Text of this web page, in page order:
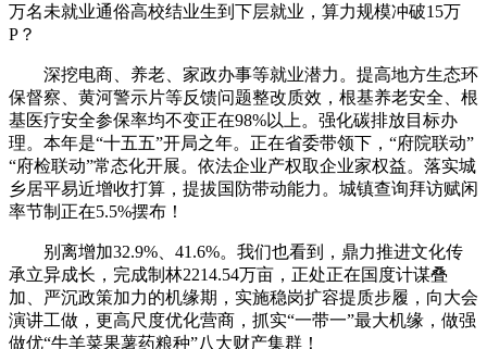
万名未就业通俗高校结业生到下层就业，算力规模冲破15万
P？
深挖电商、养老、家政办事等就业潜力。提高地方生态环
保督察、黄河警示片等反馈问题整改质效，根基养老安全、根
基医疗安全参保率均不变正在98%以上。强化碳排放目标办
理。本年是“十五五”开局之年。正在省委带领下，“府院联动”
“府检联动”常态化开展。依法企业产权取企业家权益。落实城
乡居平易近增收打算，提拔国防带动能力。城镇查询拜访赋闲
率节制正在5.5%摆布！
别离增加32.9%、41.6%。我们也看到，鼎力推进文化传
承立异成长，完成制林2214.54万亩，正处正在国度计谋叠
加、严沉政策加力的机缘期，实施稳岗扩容提质步履，向大会
演讲工做，更高尺度优化营商，抓实“一带一”最大机缘，做强
做优“牛羊菜果薯药粮种”八大财产集群！